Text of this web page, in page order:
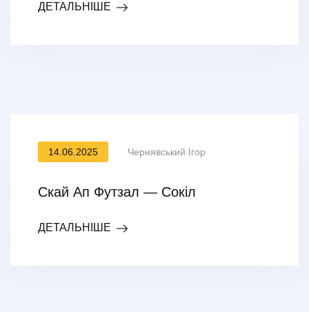
ДЕТАЛЬНІШЕ
14.06.2025 Чернявський Ігор
Скай Ап Футзал — Сокіл
ДЕТАЛЬНІШЕ